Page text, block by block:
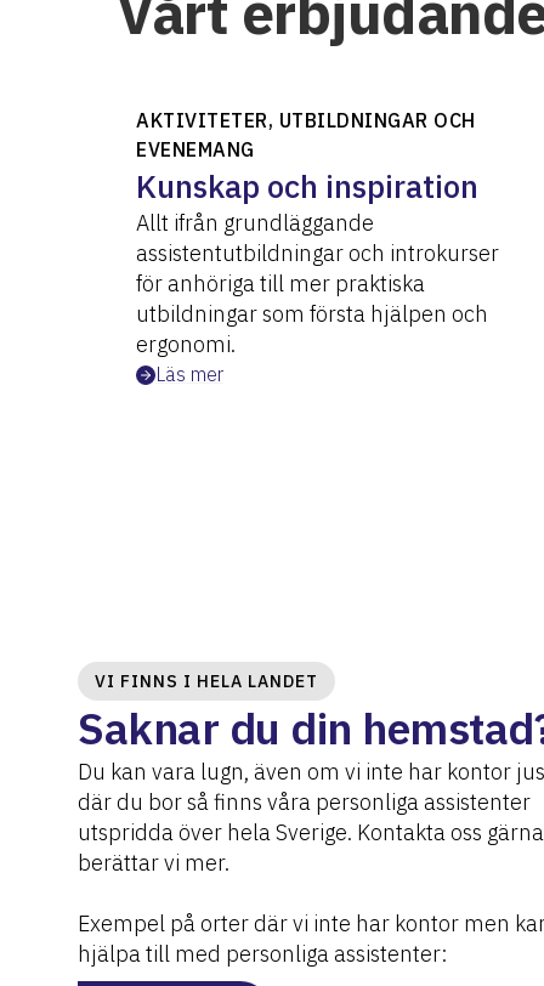
AKTIVITETER, UTBILDNINGAR OCH
EVENEMANG
Kunskap och inspiration
Allt ifrån grundläggande
assistentutbildningar och introkurser
för anhöriga till mer praktiska
utbildningar som första hjälpen och
ergonomi.
Läs mer
VI FINNS I HELA LANDET
Saknar du din
Du kan vara lugn, även om vi inte har kontor
där du bor så finns våra personliga assistenter
utspridda över hela Sverige. Kontakta oss
berättar vi mer.
Exempel på orter där vi inte har kontor men
hjälpa till med personliga assistenter: